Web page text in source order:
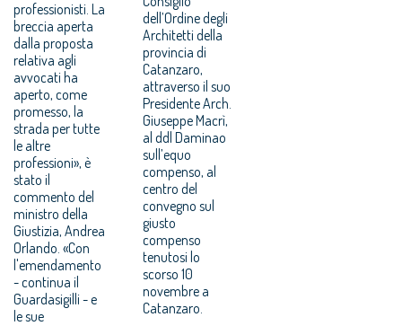
professionisti. La
breccia aperta
dalla proposta
relativa agli
avvocati ha
aperto, come
promesso, la
strada per tutte
le altre
professioni», è
stato il
commento del
ministro della
Giustizia, Andrea
Orlando. «Con
l'emendamento
- continua il
Guardasigilli - e
le sue
dell’Ordine degli
Architetti della
provincia di
Catanzaro,
attraverso il suo
Presidente Arch.
Giuseppe Macrì,
al ddl Daminao
sull’equo
compenso, al
centro del
convegno sul
giusto
compenso
tenutosi lo
scorso 10
novembre a
Catanzaro.